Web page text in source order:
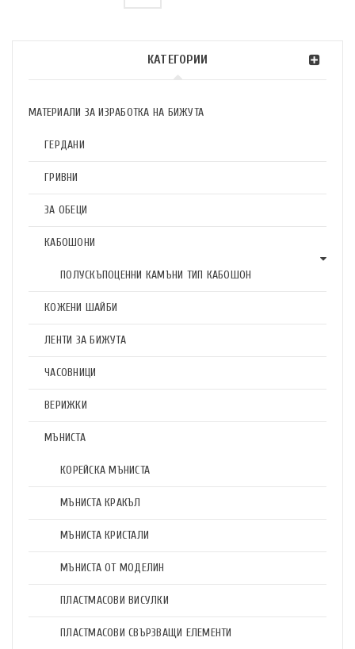
КАТЕГОРИИ
МАТЕРИАЛИ ЗА ИЗРАБОТКА НА БИЖУТА
ГЕРДАНИ
ГРИВНИ
ЗА ОБЕЦИ
КАБОШОНИ
ПОЛУСКЪПОЦЕННИ КАМЪНИ ТИП КАБОШОН
КОЖЕНИ ШАЙБИ
ЛЕНТИ ЗА БИЖУТА
ЧАСОВНИЦИ
ВЕРИЖКИ
МЪНИСТА
КОРЕЙСКА МЪНИСТА
МЪНИСТА КРАКЪЛ
МЪНИСТА КРИСТАЛИ
МЪНИСТА ОТ МОДЕЛИН
ПЛАСТМАСОВИ ВИСУЛКИ
ПЛАСТМАСОВИ СВЪРЗВАЩИ ЕЛЕМЕНТИ